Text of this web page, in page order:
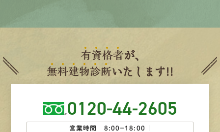
有資格者が、
無料建物診断いたします!!
0120-44-2605
営業時間 8:00−18:00 ｜